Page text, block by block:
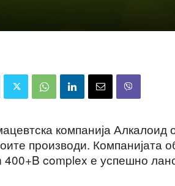
компанија Алкалоид
производи. Компанијата
complex е успешно